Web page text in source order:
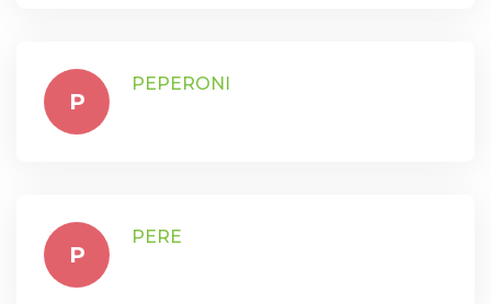
P
PEPERONI
P
PERE